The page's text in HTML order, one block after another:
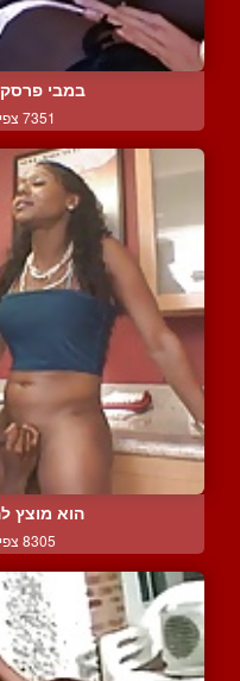
במבי
7351 צפיות
הוא מוצץ
8305 צפיות